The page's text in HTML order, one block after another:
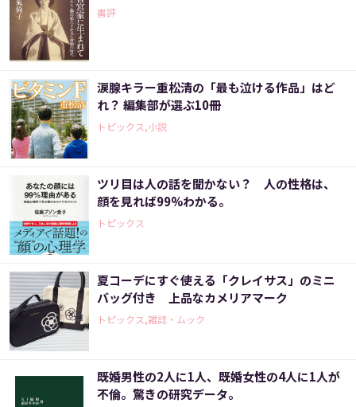
書評
涙腺キラー重松清の「最も泣ける作品」はど
れ？ 編集部が選ぶ10冊
トピックス,小説
ツリ目は人の話を聞かない？ 人の性格は、
顔を見れば99%わかる。
トピックス
夏コーデにすぐ使える「クレイサス」のミニ
バッグ付き 上品なカメリアマーク
トピックス,雑誌・ムック
既婚男性の2人に1人、既婚女性の4人に1人が
不倫。驚きの研究データ。